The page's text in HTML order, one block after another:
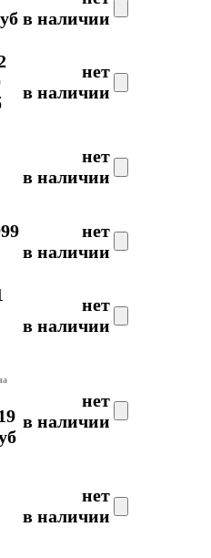
в наличии
нет
в наличии
нет
в наличии
нет
в наличии
нет
в наличии
нет
в наличии
нет
в наличии